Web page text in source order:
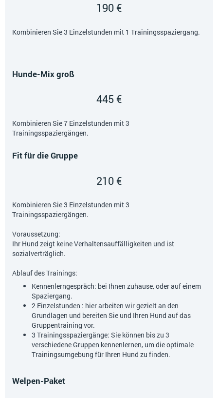
190 €
Kombinieren Sie 3 Einzelstunden mit 1 Trainingsspaziergang.
Hunde-Mix groß
445 €
Kombinieren Sie 7 Einzelstunden mit 3
Trainingsspaziergängen.
Fit für die Gruppe
210 €
Kombinieren Sie 3 Einzelstunden mit 3
Trainingsspaziergängen.
Voraussetzung:
Ihr Hund zeigt keine Verhaltensauffälligkeiten und ist
sozialverträglich.
Ablauf des Trainings:
Kennenlerngespräch: bei Ihnen zuhause, oder auf einem
Spaziergang.
2 Einzelstunden : hier arbeiten wir gezielt an den
Grundlagen und bereiten Sie und Ihren Hund auf das
Gruppentraining vor.
3 Trainingsspaziergänge: Sie können bis zu 3
verschiedene Gruppen kennenlernen, um die optimale
Trainingsumgebung für Ihren Hund zu finden.
Welpen-Paket